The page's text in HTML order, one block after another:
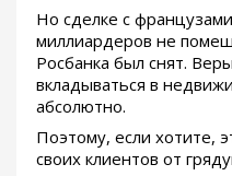
Но сделке с
миллиардеров не
Росбанка был снят.
вкладываться в
абсолютно.
Поэтому, если хотите,
своих клиентов от